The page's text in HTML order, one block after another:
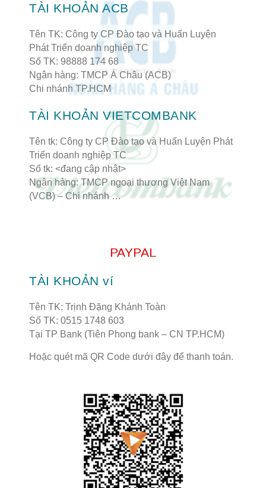
TÀI KHOẢN ACB
Tên TK: Công ty CP Đào tạo và Huấn Luyện
Phát Triển doanh nghiệp TC
Số TK: 98888 174 68
Ngân hàng: TMCP Á Châu (ACB)
Chi nhánh TP.HCM
TÀI KHOẢN VIETCOMBANK
Tên tk: Công ty CP Đào tạo và Huấn Luyện Phát
Triển doanh nghiệp TC
Số tk: <đang cập nhật>
Ngân hàng: TMCP ngoại thương Việt Nam
(VCB) – Chi nhánh …
PAYPAL
TÀI KHOẢN ví
Tên TK: Trịnh Đặng Khánh Toàn
Số TK: 0515 1748 603
Tại TP Bank (Tiên Phong bank – CN TP.HCM)
Hoặc quét mã QR Code dưới đây để thanh toán.